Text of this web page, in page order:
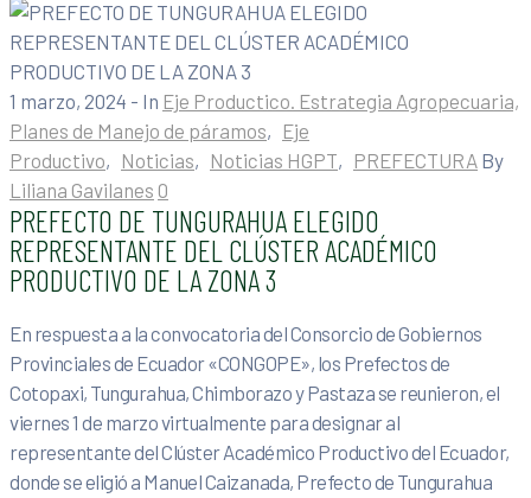
1 marzo, 2024 - In Eje Productico. Estrategia Agropecuaria,
Planes de Manejo de páramos‚ Eje
Productivo‚ Noticias‚ Noticias HGPT‚ PREFECTURA By
Liliana Gavilanes 0
PREFECTO DE TUNGURAHUA ELEGIDO
REPRESENTANTE DEL CLÚSTER ACADÉMICO
PRODUCTIVO DE LA ZONA 3
En respuesta a la convocatoria del Consorcio de Gobiernos
Provinciales de Ecuador «CONGOPE», los Prefectos de
Cotopaxi, Tungurahua, Chimborazo y Pastaza se reunieron, el
viernes 1 de marzo virtualmente para designar al
representante del Clúster Académico Productivo del Ecuador,
donde se eligió a Manuel Caizanada, Prefecto de Tungurahua